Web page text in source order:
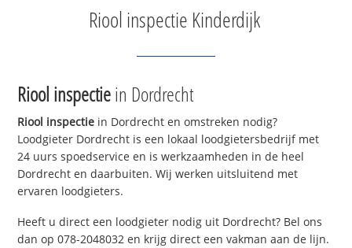
Riool inspectie Kinderdijk
Riool inspectiein Dordrecht
Riool inspectie in Dordrecht en omstreken nodig?
Loodgieter Dordrecht is een lokaal loodgietersbedrijf met
24 uurs spoedservice en is werkzaamheden in de heel
Dordrecht en daarbuiten. Wij werken uitsluitend met
ervaren loodgieters.
Heeft u direct een loodgieter nodig uit Dordrecht? Bel ons
dan op 078-2048032 en krijg direct een vakman aan de lijn.